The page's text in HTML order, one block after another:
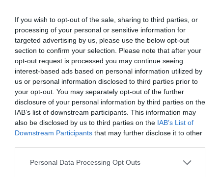
If you wish to opt-out of the sale, sharing to third parties, or
processing of your personal or sensitive information for
targeted advertising by us, please use the below opt-out
section to confirm your selection. Please note that after your
opt-out request is processed you may continue seeing
interest-based ads based on personal information utilized by
us or personal information disclosed to third parties prior to
your opt-out. You may separately opt-out of the further
disclosure of your personal information by third parties on the
IAB’s list of downstream participants. This information may
also be disclosed by us to third parties on the IAB’s List of
Downstream Participants that may further disclose it to other
Personal Data Processing Opt Outs
Regar más a menudo con temperaturas altas y los
ejemplares recién trasplantados, cuando las